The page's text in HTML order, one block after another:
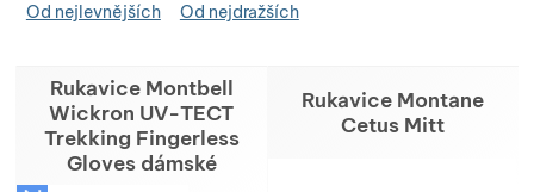
Od nejlevnějších
Od nejdražších
Produkty
Rukavice Montbell
Wickron UV-TECT
Trekking Fingerless
Gloves dámské
Rukavice Montane
Cetus Mitt
Zobrazit více
Zobrazit více
Zobrazit více
Zobrazit více
Zobrazit více
Zobrazit více
Zobrazit více